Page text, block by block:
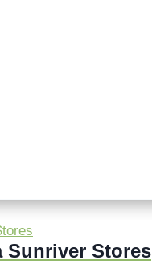
Sunriver Stores